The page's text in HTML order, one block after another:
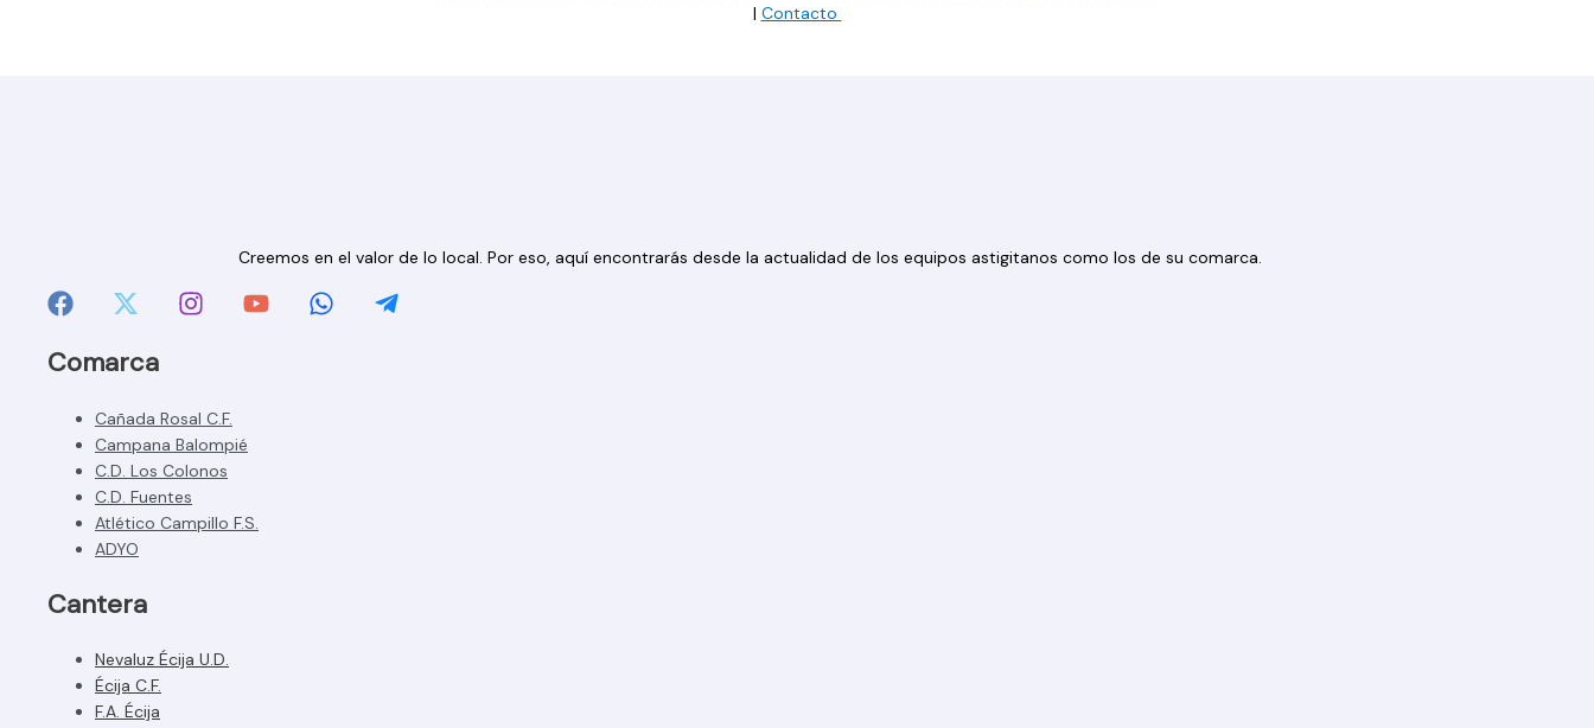
| Contacto
Creemos en el valor de lo local. Por eso, aquí encontrarás desde la actualidad de los equipos astigitanos como los de su comarca.
Comarca
Cañada Rosal C.F.
Campana Balompié
C.D. Los Colonos
C.D. Fuentes
Atlético Campillo F.S.
ADYO
Cantera
Nevaluz Écija U.D.
Écija C.F.
F.A. Écija